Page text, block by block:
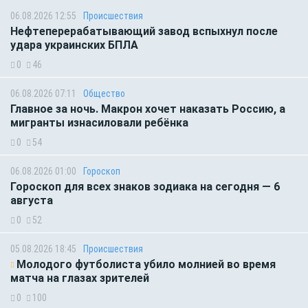
06.08.2026 12:55 Происшествия
Нефтеперерабатывающий завод вспыхнул после
удара украинских БПЛА
0 46
06.08.2026 07:11 Общество
Главное за ночь. Макрон хочет наказать Россию, а
мигранты изнасиловали ребёнка
0 54
06.08.2026 01:00 Гороскоп
Гороскоп для всех знаков зодиака на сегодня — 6
августа
0 52
05.08.2026 18:45 Происшествия
Молодого футболиста убило молнией во время
матча на глазах зрителей
0 100